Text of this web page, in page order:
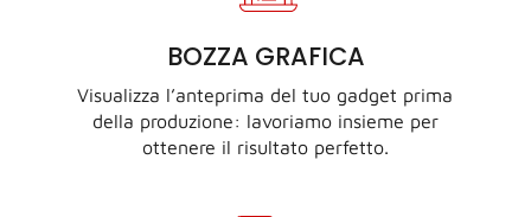
BOZZA GRAFICA
Visualizza l’anteprima del tuo gadget prima
della produzione: lavoriamo insieme per
ottenere il risultato perfetto.